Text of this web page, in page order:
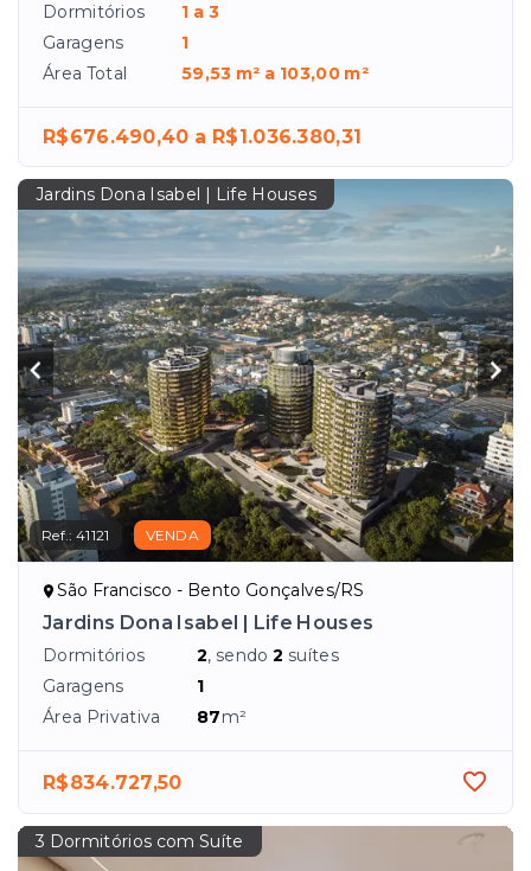
Dormitórios
1 a 3
Garagens
1
Área Total
59,53 m² a 103,00 m²
R$676.490,40 a R$1.036.380,31
Jardins Dona Isabel | Life Houses
Ref.:41121 VENDA
São Francisco - Bento Gonçalves/RS
Jardins Dona Isabel | Life Houses
Dormitórios 2, sendo2 suítes
Garagens
1
Área Privativa
87m²
R$834.727,50
3 Dormitórios com Suíte